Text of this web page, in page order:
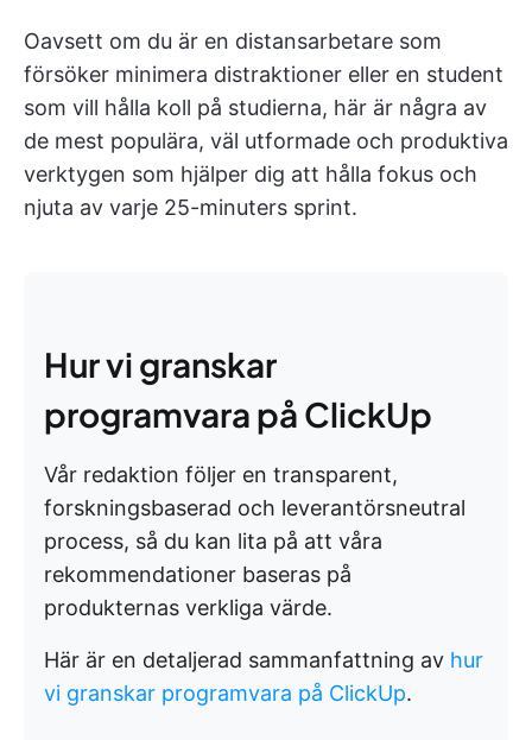
Oavsett om du är en distansarbetare som
försöker minimera distraktioner eller en student
som vill hålla koll på studierna, här är några av
de mest populära, väl utformade och produktiva
verktygen som hjälper dig att hålla fokus och
njuta av varje 25-minuters sprint.
Hur vi granskar
programvara på ClickUp
Vår redaktion följer en transparent,
forskningsbaserad och leverantörsneutral
process, så du kan lita på att våra
rekommendationer baseras på
produkternas verkliga värde.
Här är en detaljerad sammanfattning av hur
vi granskar programvara på ClickUp.